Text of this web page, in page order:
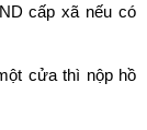
cấp xã nếu có
cửa thì nộp hồ